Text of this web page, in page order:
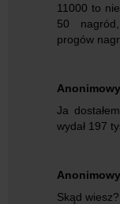
11000 to
50
progów
Anonimowy
Ja
wydał 197
Anonimowy
Skąd wiesz?